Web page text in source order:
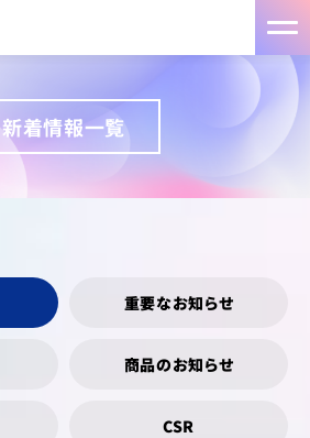
新着情報一覧
重要なお知らせ
商品のお知らせ
CSR